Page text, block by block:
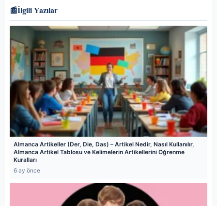
📰İlgili Yazılar
Almanca Artikeller (Der, Die, Das) – Artikel Nedir, Nasıl Kullanılır,
Almanca Artikel Tablosu ve Kelimelerin Artikellerini Öğrenme
Kuralları
6 ay önce